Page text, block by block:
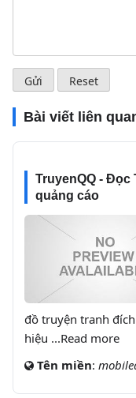
Bài viết liên
TruyenQQ - Đọc
quảng cáo
đồ truyện tranh
hiệu ...Read more
Tên miền: